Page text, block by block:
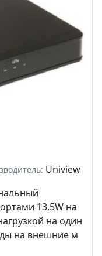
Uniview
13,5W на
на один
на внешние м